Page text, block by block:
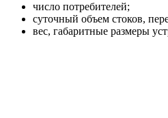
число потребителей;
суточный объем стоков,
вес, габаритные размеры